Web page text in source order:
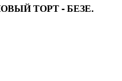
ТОРТ - БЕЗЕ.